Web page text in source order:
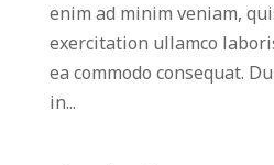
enim ad minim veniam,
exercitation ullamco
ea commodo consequat.
in...